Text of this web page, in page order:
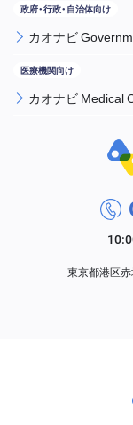
カオナビ
カオナビ Medical
東京都港区